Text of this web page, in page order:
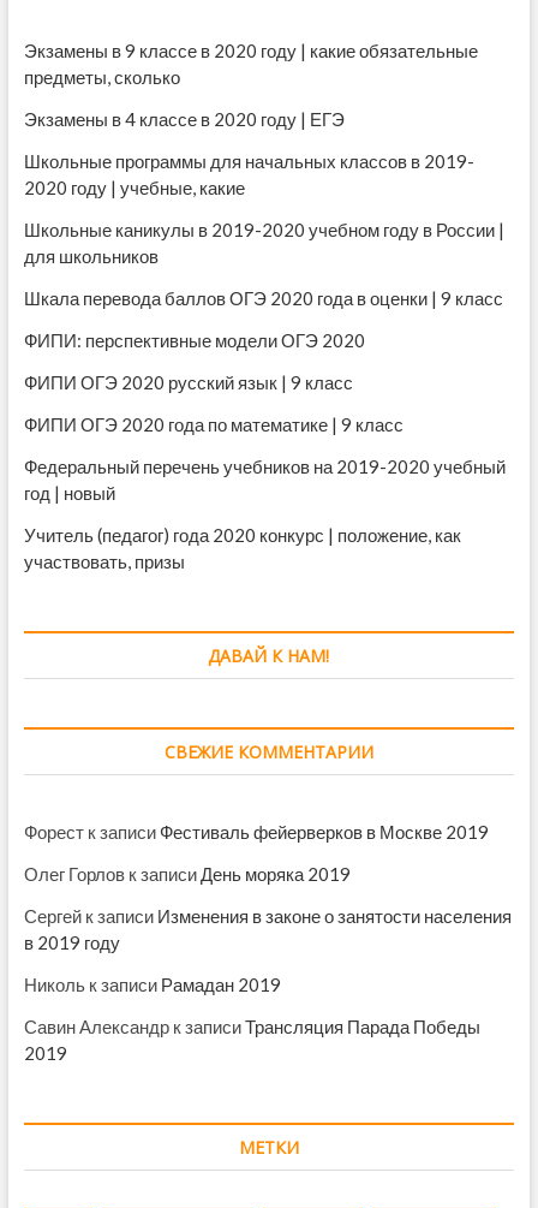
Экзамены в 9 классе в 2020 году | какие обязательные
предметы, сколько
Экзамены в 4 классе в 2020 году | ЕГЭ
Школьные программы для начальных классов в 2019-
2020 году | учебные, какие
Школьные каникулы в 2019-2020 учебном году в России |
для школьников
Шкала перевода баллов ОГЭ 2020 года в оценки | 9 класс
ФИПИ: перспективные модели ОГЭ 2020
ФИПИ ОГЭ 2020 русский язык | 9 класс
ФИПИ ОГЭ 2020 года по математике | 9 класс
Федеральный перечень учебников на 2019-2020 учебный
год | новый
Учитель (педагог) года 2020 конкурс | положение, как
участвовать, призы
ДАВАЙ К НАМ!
СВЕЖИЕ КОММЕНТАРИИ
Форестк записи Фестиваль фейерверков в Москве 2019
Олег Горловк записиДень моряка 2019
Сергейк записи Изменения в законе о занятости населения
в 2019 году
Никольк записи Рамадан 2019
Савин Александрк записиТрансляция Парада Победы
2019
МЕТКИ